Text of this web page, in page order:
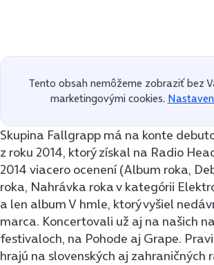
Tento obsah nemôžeme zobraziť bez
marketingovými cookies.
Skupina Fallgrapp má na konte
z roku 2014, ktorý získal na Radio
2014 viacero ocenení (Album roka,
roka, Nahrávka roka v kategórii
a len album V hmle, ktorý vyšiel
marca. Koncertovali už aj na našich
festivaloch, na Pohode aj Grape.
hrajú na slovenských aj zahraničných